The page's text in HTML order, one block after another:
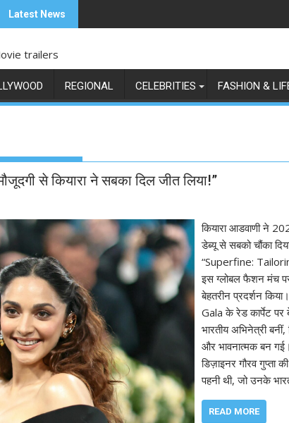
Latest News
REGIONAL CELEBRITIES FASHION &
से कियारा ने सबका दिल जीत लिया!”
कियारा आडवाणी ने
डेब्यू से सबको चौंका
“Superfine:
इस ग्लोबल फैशन मंच
बेहतरीन प्रदर्शन
Gala के रेड कार्पेट पर
भारतीय अभिनेत्री
और भावनात्मक बन
डिज़ाइनर गौरव गुप्ता
पहनी थी, जो उनके
READ MORE